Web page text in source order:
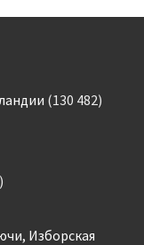
(130 482)
Изборская